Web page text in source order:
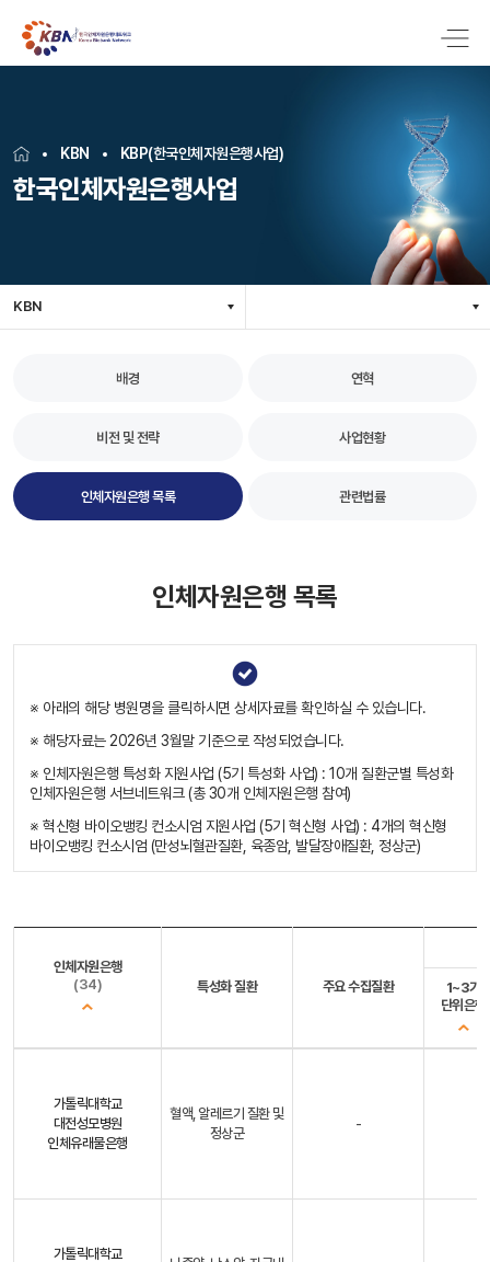
KBN KBP(한국인체자원은행사업)
한국인체자원은행사업
KBN
배경 연혁
비전 및 전략 사업현황
인체자원은행 목록 관련법률
인체자원은행 목록
※ 아래의 해당 병원명을 클릭하시면 상세자료를 확인하실 수 있습니다.
※ 해당자료는 2026년 3월말 기준으로 작성되었습니다.
※ 인체자원은행 특성화 지원사업 (5기 특성화 사업) : 10개 질환군별 특성화
인체자원은행 서브네트워크 (총 30개 인체자원은행 참여)
※ 혁신형 바이오뱅킹 컨소시엄 지원사업 (5기 혁신형 사업) : 4개의 혁신형
바이오뱅킹 컨소시엄 (만성뇌혈관질환, 육종암, 발달장애질환, 정상군)
인체자원은행
(34)
특성화 질환 주요 수집질환
1~3기
단위은행
가톨릭대학교
대전성모병원
인체유래물은행
혈액, 알레르기 질환 및
정상군
-
가톨릭대학교